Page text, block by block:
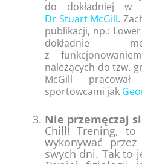
do dokładniej w
Dr Stuart McGill.
publikacji, np.:
dokładnie
z
należących do tzw.
McGill
sportowcami jak
Nie przemęczaj
Chill! Trening, to
wykonywać
swych dni. Tak to